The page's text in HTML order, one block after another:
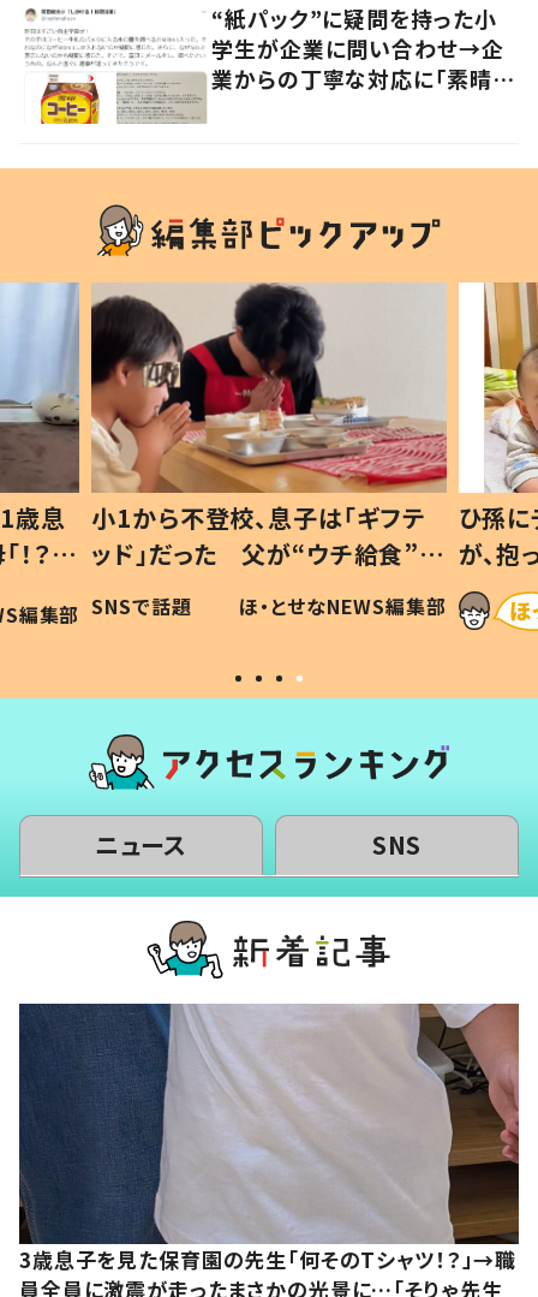
“紙パック”に疑問を持った小
学生が企業に問い合わせ→企
業からの丁寧な対応に「素晴ら
歳息
？」
編集部
小1から不登校、息子は「ギフテ
ッド」だった 父が“ウチ給食”を
作り続ける理由とは #令和の親
#令和の子
SNSで話題 ほ・とせなNEWS編集部
ひ孫
が、
「涙が
い」
ニュース SNS
3歳息子を見た保育園の先生「何そのTシャツ！？」→職
員全員に激震が走ったまさかの光景に…「そりゃ先生